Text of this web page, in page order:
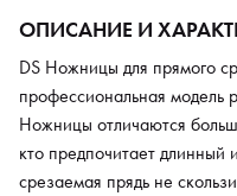
ОПИСАНИЕ И
DS Ножницы для прямого
профессиональная модель
Ножницы отличаются
кто предпочитает
срезаемая прядь не